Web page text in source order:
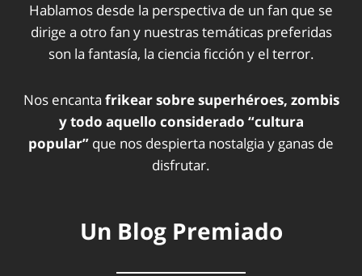
Hablamos desde la perspectiva de un fan que se
dirige a otro fan y nuestras temáticas preferidas
son la fantasía, la ciencia ficción y el terror.
Nos encanta frikear sobre superhéroes, zombis
y todo aquello considerado “cultura
popular” que nos despierta nostalgia y ganas de
disfrutar.
Un Blog Premiado